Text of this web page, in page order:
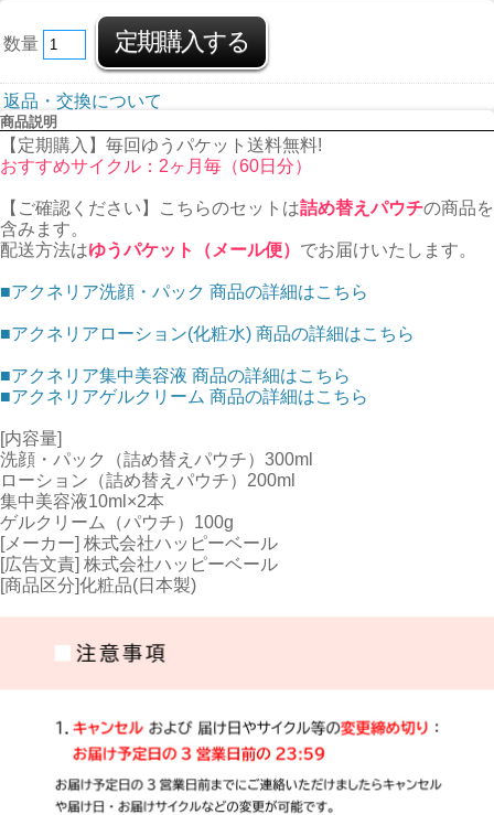
数量
返品・交換について
商品説明
【定期購入】毎回ゆうパケット送料無料!
おすすめサイクル：2ヶ月毎（60日分）
【ご確認ください】こちらのセットは詰め替えパウチの商品を
含みます。
配送方法はゆうパケット（メール便） でお届けいたします。
■アクネリア洗顔・パック 商品の詳細はこちら
■アクネリアローション(化粧水) 商品の詳細はこちら
■アクネリア集中美容液 商品の詳細はこちら
■アクネリアゲルクリーム 商品の詳細はこちら
[内容量]
洗顔・パック（詰め替えパウチ）300ml
ローション（詰め替えパウチ）200ml
集中美容液10ml×2本
ゲルクリーム（パウチ）100g
[メーカー] 株式会社ハッピーベール
[広告文責] 株式会社ハッピーベール
[商品区分]化粧品(日本製)